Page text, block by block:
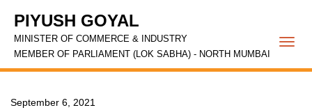
PIYUSH GOYAL
MINISTER OF COMMERCE & INDUSTRY
MEMBER OF PARLIAMENT (LOK SABHA) - NORTH MUMBAI
September 6, 2021